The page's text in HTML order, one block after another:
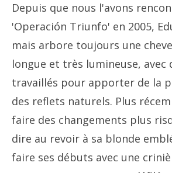
Depuis que nous l'avons
'Operación Triunfo' en 2005,
mais arbore toujours une
longue et très lumineuse, avec
travaillés pour apporter de la
des reflets naturels. Plus
faire des changements plus
dire au revoir à sa blonde
faire ses débuts avec une